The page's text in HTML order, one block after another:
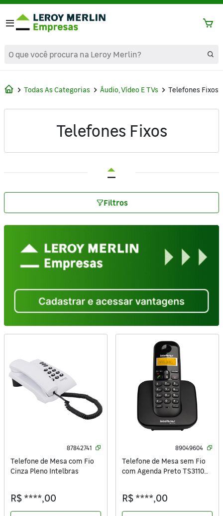
text.skipToContent
text.skipToNavigation
Todas As Categorias Áudio, Vídeo E TVs Telefones Fixos
Telefones Fixos
Filtros
87842741
Telefone de Mesa com Fio
Cinza Pleno Intelbras
R$ ****,00
89049604
Telefone de Mesa sem Fio
com Agenda Preto TS3110
R$ ****,00